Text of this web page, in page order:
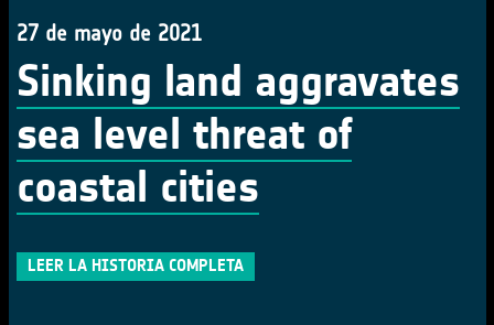
27 de mayo de 2021
Sinking land aggravates
sea level threat of
coastal cities
LEER LA HISTORIA COMPLETA